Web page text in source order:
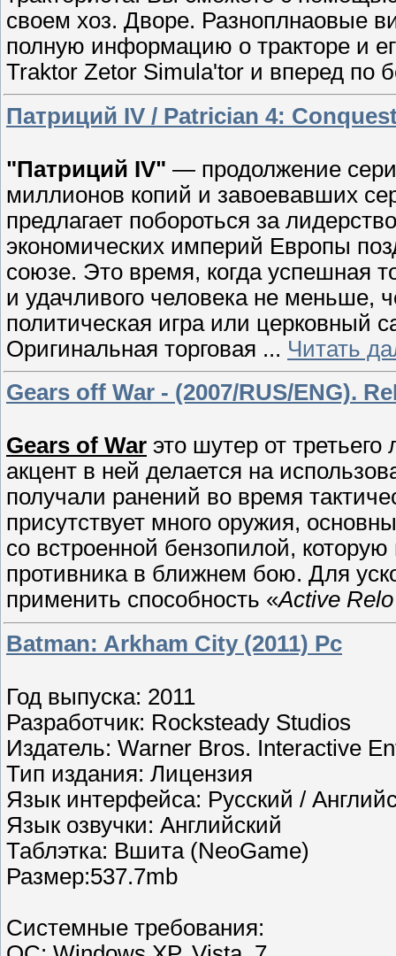
своем хоз. Дворе. Разноплнаовые
полную информацию о тракторе и
Traktor Zetor Simula'tor и вперед по
Патриций IV / Patrician 4:
"Патриций IV" — продолжение
миллионов копий и завоевавших
предлагает побороться за
экономических империй Европы
союзе. Это время, когда успешная
и удачливого человека не меньше,
политическая игра или церковный
Оригинальная торговая ... Читать
Gears off War - (2007/RUS/ENG).
Gears of War это шутер от
акцент в ней делается на
получали ранений во время
присутствует много оружия,
со встроенной бензопилой,
противника в ближнем бою. Для
применить способность «Active
Batman: Arkham City (2011) Pc
Год выпуска: 2011
Разработчик: Rocksteady Studios
Издатель: Warner Bros. Interactive
Тип издания: Лицензия
Язык интерфейса: Русский /
Язык озвучки: Английский
Таблэтка: Вшита (NeoGame)
Размер:537.7mb
Системные требования: